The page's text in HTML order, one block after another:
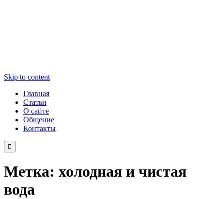
Skip to content
Главная
Статьи
О сайте
Общение
Контакты

Метка: холодная и чистая
вода